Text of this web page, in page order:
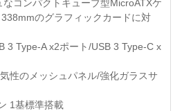
コンパクトキューブ型MicroATXケ
のグラフィックカードに対
3 Type-A x2ポート/USB 3 Type-C x
性のメッシュパネル/強化ガラスサ
1基標準搭載